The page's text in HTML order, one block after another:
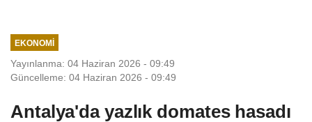
EKONOMI
Yayınlanma: 04 Haziran 2026 - 09:49
Güncelleme: 04 Haziran 2026 - 09:49
Antalya'da yazlık domates hasadı